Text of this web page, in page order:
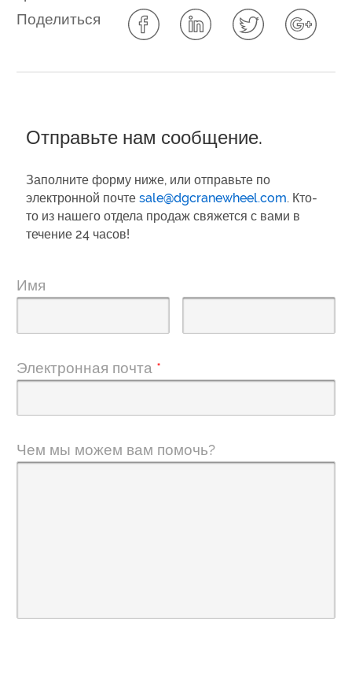
Поделиться
Отправьте нам сообщение.
Заполните форму ниже, или отправьте по
электронной почтеsale@dgcranewheel.com. Кто-
то из нашего отдела продаж свяжется с вами в
течение 24 часов!
Имя
Электронная почта *
Чем мы можем вам помочь?